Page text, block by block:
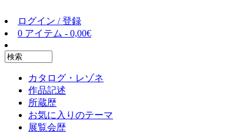
ログイン / 登録
0 アイテム - 0,00€
カタログ・レゾネ
作品記述
所蔵歴
お気に入りのテーマ
展覧会歴